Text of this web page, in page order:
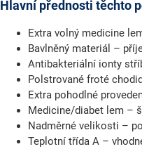
Hlavní přednosti těchto
Extra volný medicine
Bavlněný materiál –
Antibakteriální ionty
Polstrované froté
Extra pohodlné
Medicine/diabet lem –
Nadměrné velikosti –
Teplotní třída A –